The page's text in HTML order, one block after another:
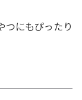
つにもぴったり